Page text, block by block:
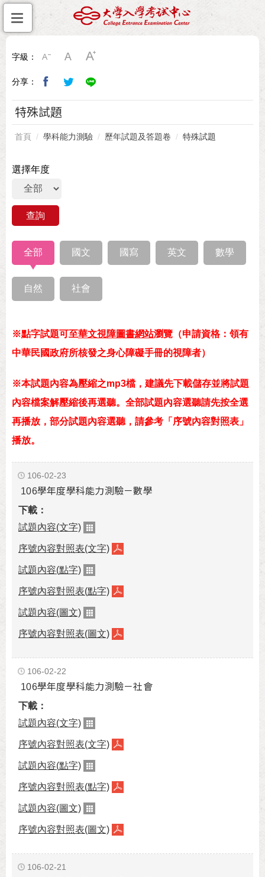
字級：
分享：
特殊試題
首頁 學科能力測驗 歷年試題及答題卷 特殊試題
選擇年度
全部 國文 國寫 英文 數學
自然 社會
※點字試題可至華文視障圖書網站瀏覽（申請資格：領有
中華民國政府所核發之身心障礙手冊的視障者）
※本試題內容為壓縮之mp3檔，建議先下載儲存並將試題
內容檔案解壓縮後再選聽。全部試題內容選聽請先按全選
再播放，部分試題內容選聽，請參考「序號內容對照表」
播放。
106-02-23
106學年度學科能力測驗－數學
試題內容(文字)
序號內容對照表(文字)
試題內容(點字)
序號內容對照表(點字)
試題內容(圖文)
序號內容對照表(圖文)
106-02-22
106學年度學科能力測驗－社會
試題內容(文字)
序號內容對照表(文字)
試題內容(點字)
序號內容對照表(點字)
試題內容(圖文)
序號內容對照表(圖文)
106-02-21